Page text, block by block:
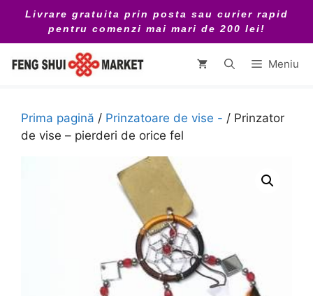
conținut
Livrare gratuita prin posta sau curier rapid
pentru comenzi mai mari de 200 lei!
Meniu
Prima pagină / Prinzatoare de vise - / Prinzator
de vise – pierderi de orice fel